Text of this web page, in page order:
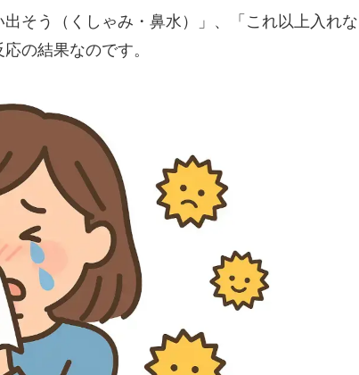
そう（くしゃみ・鼻水）」、「これ以上入れな
の結果なのです。